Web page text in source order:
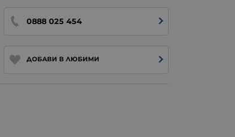
0888 025 454
ДОБАВИ В ЛЮБИМИ